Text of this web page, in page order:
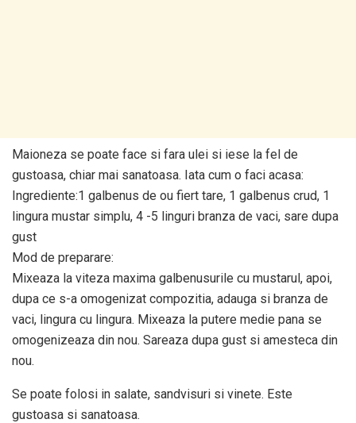
Maioneza se poate face si fara ulei si iese la fel de
gustoasa, chiar mai sanatoasa. Iata cum o faci acasa:
Ingrediente:1 galbenus de ou fiert tare, 1 galbenus crud, 1
lingura mustar simplu, 4 -5 linguri branza de vaci, sare dupa
gust
Mod de preparare:
Mixeaza la viteza maxima galbenusurile cu mustarul, apoi,
dupa ce s-a omogenizat compozitia, adauga si branza de
vaci, lingura cu lingura. Mixeaza la putere medie pana se
omogenizeaza din nou. Sareaza dupa gust si amesteca din
nou.
Se poate folosi in salate, sandvisuri si vinete. Este
gustoasa si sanatoasa.